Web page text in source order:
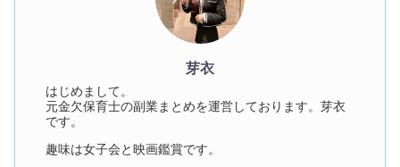
芽衣
はじめまして。
元金欠保育士の副業まとめを運営しております。芽衣
です。
趣味は女子会と映画鑑賞です。